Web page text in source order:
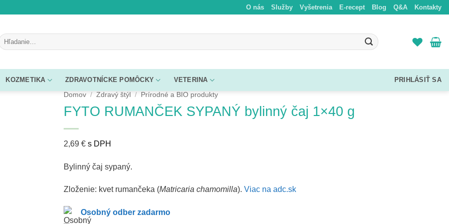
O nás Služby Vyšetrenia E-recept Blog Q&A Kontakty
KOZMETIKA ZDRAVOTNÍCKE POMÔCKY
VETERINA
Domov / Zdravý štýl / Prírodné a BIO produkty
FYTO RUMANČEK SYPANÝ bylinný čaj 1×40 g
2,69 € s DPH
Bylinný čaj sypaný.
Zloženie: kvet rumančeka (Matricaria chamomilla). Viac na adc.sk
Osobný odber zadarmo